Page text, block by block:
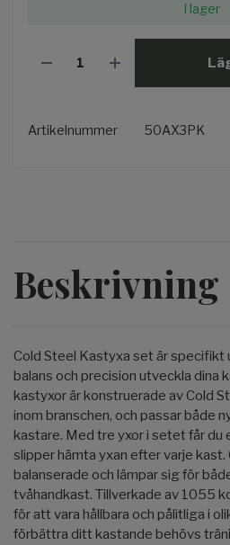
I lager
Artikelnummer 50AX3PK
Beskrivning
Cold Steel Kastyxa set är
balans och precision utveckla dina
kastyxor är konstruerade av Cold
inom branschen, och passar både
kastare. Med tre yxor i setet får du
slipper hämta yxan efter varje
balanserade och lämpar sig för
tvåhandkast. Tillverkade av 1055
för att vara hållbara och pålitliga i
förbättra ditt kastande behövs